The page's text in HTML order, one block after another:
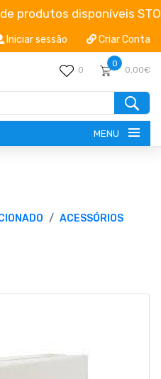
produtos disponíveis
Iniciar sessão Criar Conta
0
0
0,00€
MENU
ACESSÓRIOS